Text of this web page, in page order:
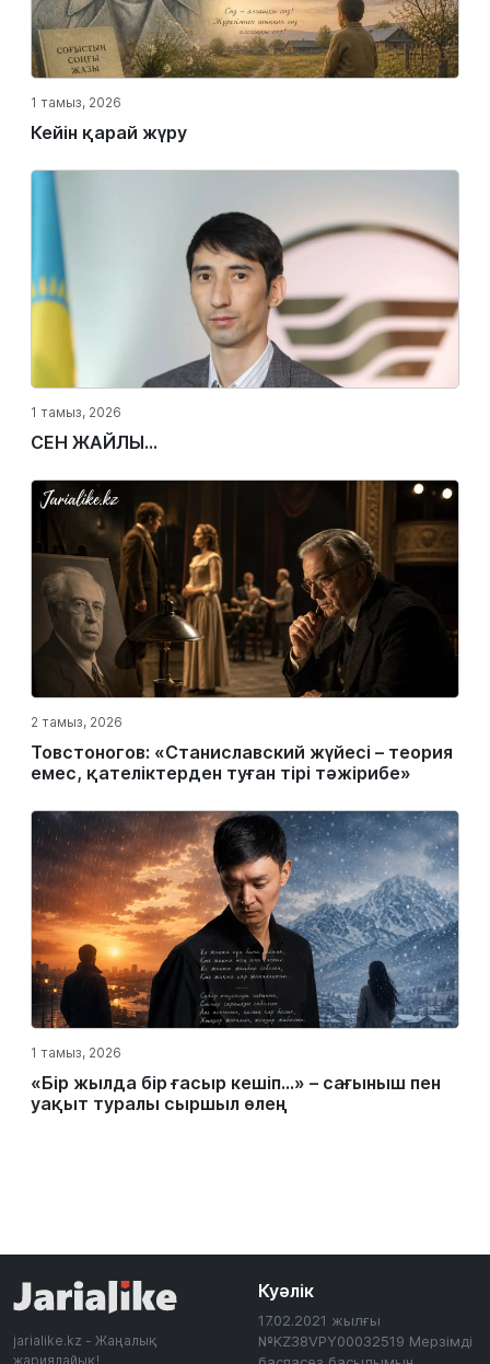
1 тамыз, 2026
Кейін қарай жүру
1 тамыз, 2026
СЕН ЖАЙЛЫ...
2 тамыз, 2026
Товстоногов: «Станиславский жүйесі – теория
емес, қателіктерден туған тірі тәжірибе»
1 тамыз, 2026
«Бір жылда бір ғасыр кешіп…» – сағыныш пен
уақыт туралы сыршыл өлең
jarialike.kz - Жаңалық
жариялайық!
Куәлік
17.02.2021 жылғы
№KZ38VPY00032519 Мерзімді